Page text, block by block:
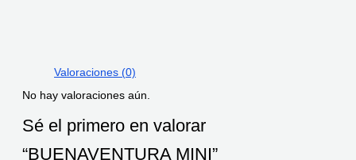
Valoraciones (0)
No hay valoraciones aún.
Sé el primero en valorar
“BUENAVENTURA MINI”